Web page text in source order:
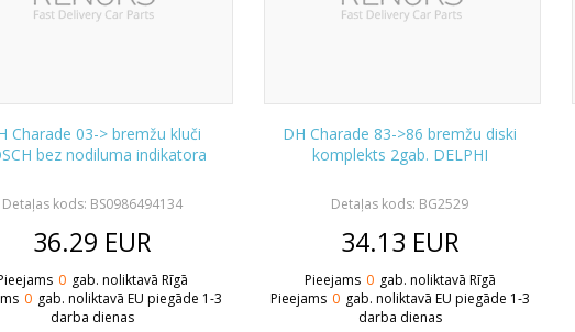
Charade 03-> bremžu kluči
bez nodiluma indikatora
Detaļas kods: BS0986494134
36.29 EUR
0 gab. noliktavā Rīgā
0 gab. noliktavā EU piegāde 1-3
darba dienas
DH Charade 83->86 bremžu diski
komplekts 2gab. DELPHI
Detaļas kods: BG2529
34.13 EUR
Pieejams 0 gab. noliktavā Rīgā
Pieejams 0 gab. noliktavā EU piegāde 1-3
darba dienas